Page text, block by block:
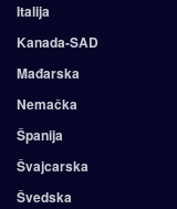
Italija
Kanada-SAD
Mađarska
Nemačka
Španija
Švajcarska
Švedska